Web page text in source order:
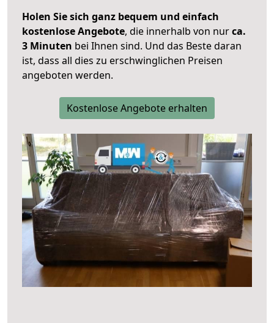
Holen Sie sich ganz bequem und einfach
kostenlose Angebote, die innerhalb von nurca.
3 Minuten bei Ihnen sind. Und das Beste daran
ist, dass all dies zu erschwinglichen Preisen
angeboten werden.
Kostenlose Angebote erhalten